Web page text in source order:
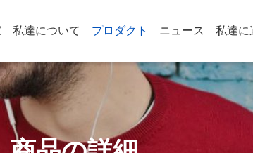
私達について プロダクト ニュース 私達に